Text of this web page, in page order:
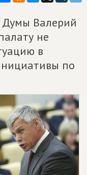
Думы Валерий
не
в
по